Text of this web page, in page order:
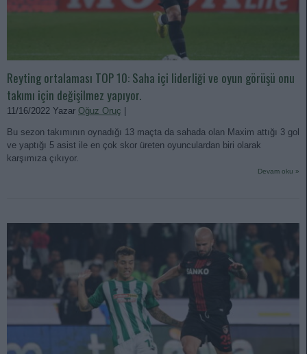
Reyting ortalaması TOP 10: Saha içi liderliği ve oyun görüşü onu
takımı için değişilmez yapıyor.
11/16/2022 Yazar Oğuz Oruç
Bu sezon takımının oynadığı 13 maçta da sahada olan Maxim attığı 3 gol
ve yaptığı 5 asist ile en çok skor üreten oyunculardan biri olarak
karşımıza çıkıyor.
Devam oku »